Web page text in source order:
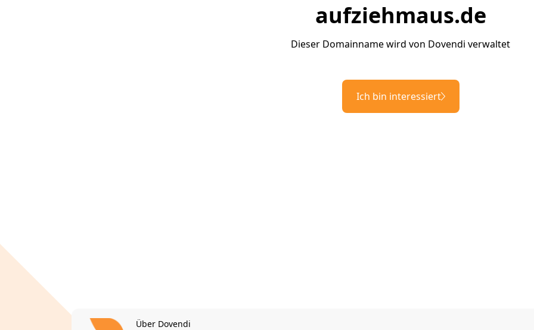
aufziehmaus.de
Dieser Domainname wird von Dovendi verwaltet
Ich bin interessiert
Über Dovendi